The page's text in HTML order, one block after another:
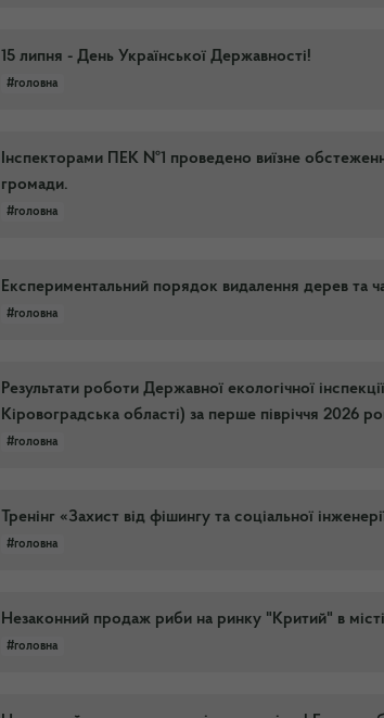
15 липня - День Української Державності!
#головна
Інспекторами ПЕК №1 проведено виїзне
громади.
#головна
Експериментальний порядок видалення дерев та
#головна
Результати роботи Державної екологічної
Кіровоградська області) за перше півріччя 2026
#головна
Тренінг «Захист від фішингу та соціальної
#головна
Незаконний продаж риби на ринку "Критий" в
#головна